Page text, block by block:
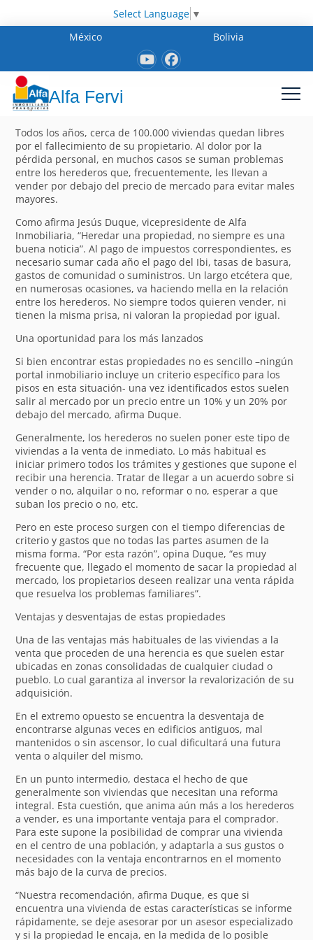
Select Language ▼
México
Bolivia
Alfa Fervi
Todos los años, cerca de 100.000 viviendas quedan libres
por el fallecimiento de su propietario. Al dolor por la
pérdida personal, en muchos casos se suman problemas
entre los herederos que, frecuentemente, les llevan a
vender por debajo del precio de mercado para evitar males
mayores.
Como afirma Jesús Duque, vicepresidente de Alfa
Inmobiliaria, “Heredar una propiedad, no siempre es una
buena noticia”. Al pago de impuestos correspondientes, es
necesario sumar cada año el pago del Ibi, tasas de basura,
gastos de comunidad o suministros. Un largo etcétera que,
en numerosas ocasiones, va haciendo mella en la relación
entre los herederos. No siempre todos quieren vender, ni
tienen la misma prisa, ni valoran la propiedad por igual.
Una oportunidad para los más lanzados
Si bien encontrar estas propiedades no es sencillo –ningún
portal inmobiliario incluye un criterio específico para los
pisos en esta situación- una vez identificados estos suelen
salir al mercado por un precio entre un 10% y un 20% por
debajo del mercado, afirma Duque.
Generalmente, los herederos no suelen poner este tipo de
viviendas a la venta de inmediato. Lo más habitual es
iniciar primero todos los trámites y gestiones que supone el
recibir una herencia. Tratar de llegar a un acuerdo sobre si
vender o no, alquilar o no, reformar o no, esperar a que
suban los precio o no, etc.
Pero en este proceso surgen con el tiempo diferencias de
criterio y gastos que no todas las partes asumen de la
misma forma. “Por esta razón”, opina Duque, “es muy
frecuente que, llegado el momento de sacar la propiedad al
mercado, los propietarios deseen realizar una venta rápida
que resuelva los problemas familiares”.
Ventajas y desventajas de estas propiedades
Una de las ventajas más habituales de las viviendas a la
venta que proceden de una herencia es que suelen estar
ubicadas en zonas consolidadas de cualquier ciudad o
pueblo. Lo cual garantiza al inversor la revalorización de su
adquisición.
En el extremo opuesto se encuentra la desventaja de
encontrarse algunas veces en edificios antiguos, mal
mantenidos o sin ascensor, lo cual dificultará una futura
venta o alquiler del mismo.
En un punto intermedio, destaca el hecho de que
generalmente son viviendas que necesitan una reforma
integral. Esta cuestión, que anima aún más a los herederos
a vender, es una importante ventaja para el comprador.
Para este supone la posibilidad de comprar una vivienda
en el centro de una población, y adaptarla a sus gustos o
necesidades con la ventaja encontrarnos en el momento
más bajo de la curva de precios.
“Nuestra recomendación, afirma Duque, es que si
encuentra una vivienda de estas características se informe
rápidamente, se deje asesorar por un asesor especializado
y si la propiedad le encaja, en la medida de lo posible